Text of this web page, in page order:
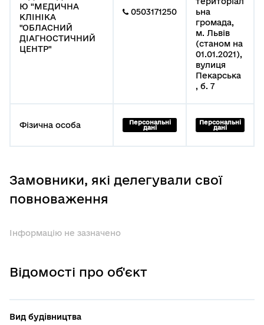
Ю "МЕДИЧНА
КЛІНІКА
"ОБЛАСНИЙ
ДІАГНОСТИЧНИЙ
ЦЕНТР"
0503171250
ьна
громада,
м. Львів
(станом на
01.01.2021),
вулиця
Пекарська
, б. 7
Фізична особа Персональні
дані
Персональні
дані
Замовники, які делегували свої
повноваження
Інформацію не зазначено
Відомості про об'єкт
Вид будівництва